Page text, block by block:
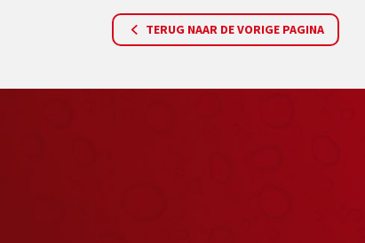
TERUG NAAR DE VORIGE PAGINA